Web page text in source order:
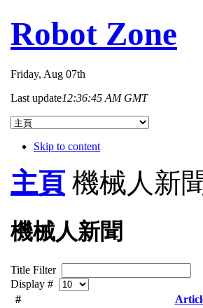
Robot Zone
Friday, Aug 07th
Last update12:36:45 AM GMT
Skip to content
主頁 機械人新
機械人新聞
Title Filter
Display #
#